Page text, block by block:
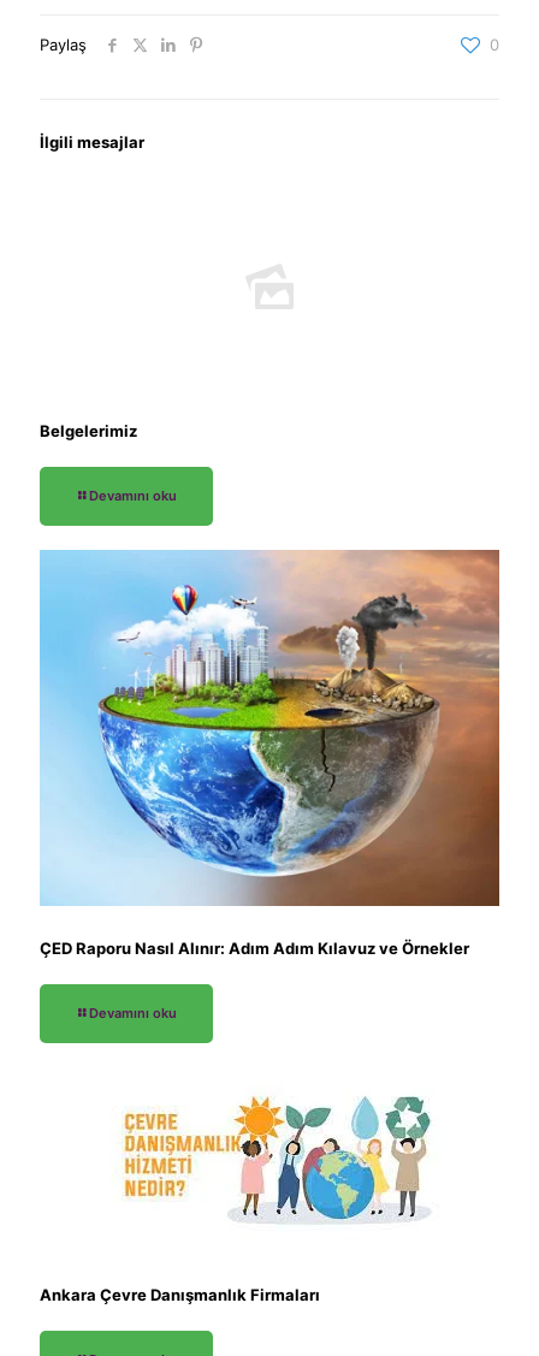
Paylaş 0
İlgili mesajlar
Belgelerimiz
Devamını oku
ÇED Raporu Nasıl Alınır: Adım Adım Kılavuz ve Örnekler
Devamını oku
Ankara Çevre Danışmanlık Firmaları